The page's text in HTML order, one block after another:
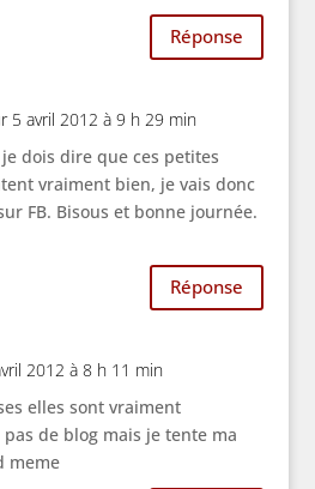
Réponse
5 avril 2012 à 9 h 29 min
dois dire que ces petites
vraiment bien, je vais donc
FB. Bisous et bonne journée.
Réponse
2012 à 8 h 11 min
elles sont vraiment
de blog mais je tente ma
meme